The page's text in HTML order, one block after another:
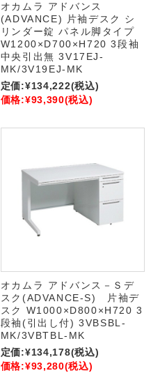
オカムラ アドバンス
(ADVANCE) 片袖デスク シ
リンダー錠 パネル脚タイプ
W1200×D700×H720 3段袖
中央引出無 3V17EJ-
MK/3V19EJ-MK
定価:¥134,222(税込)
価格:¥93,390(税込)
オカムラ アドバンス－Ｓデ
スク(ADVANCE-S) 片袖デ
スク W1000×D800×H720 3
段袖(引出し付) 3VBSBL-
MK/3VBTBL-MK
定価:¥134,178(税込)
価格:¥93,280(税込)